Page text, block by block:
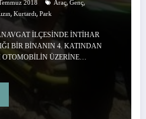
2018 Araç Genç
, Kurtardı, Park
İLÇESİNDE İNTİHAR
BİR BİNANIN 4. KATINDAN
ÜZERİNE…